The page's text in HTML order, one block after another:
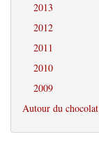
2013
2012
2011
2010
2009
Autour du chocolat